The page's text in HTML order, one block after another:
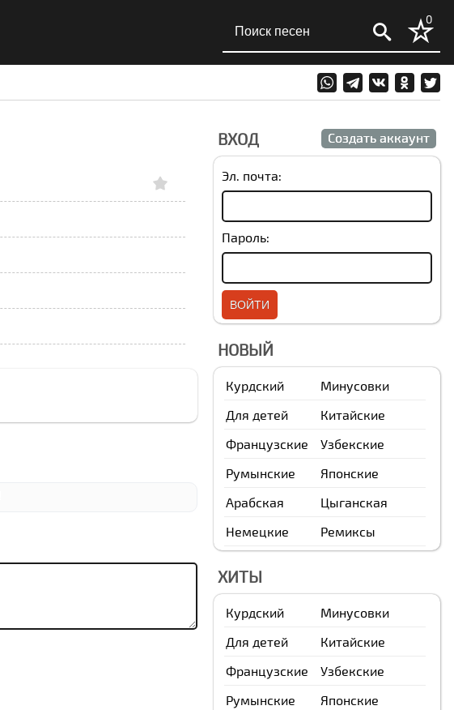
0
ВХОД Создать аккаунт
Эл. почта:
Пароль:
НОВЫЙ
Курдский
Минусовки
Для детей
Китайские
Французские
Узбекские
Румынские
Японские
Арабская
Цыганская
Немецкие
Ремиксы
ХИТЫ
Курдский
Минусовки
Для детей
Китайские
Французские
Узбекские
Румынские
Японские